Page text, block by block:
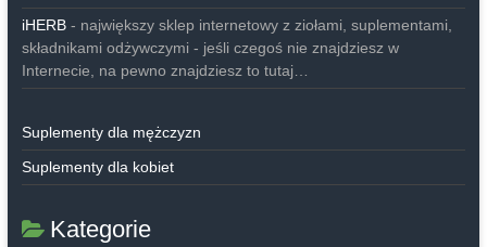
iHERB- największy sklep internetowy z ziołami, suplementami,
składnikami odżywczymi - jeśli czegoś nie znajdziesz w
Internecie, na pewno znajdziesz to tutaj…
Suplementy dla mężczyzn
Suplementy dla kobiet
Kategorie